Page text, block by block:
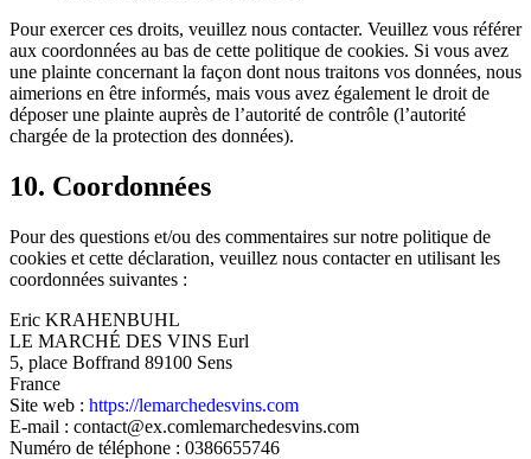
Pour exercer ces droits, veuillez nous contacter. Veuillez vous référer
aux coordonnées au bas de cette politique de cookies. Si vous avez
une plainte concernant la façon dont nous traitons vos données, nous
aimerions en être informés, mais vous avez également le droit de
déposer une plainte auprès de l’autorité de contrôle (l’autorité
chargée de la protection des données).
10. Coordonnées
Pour des questions et/ou des commentaires sur notre politique de
cookies et cette déclaration, veuillez nous contacter en utilisant les
coordonnées suivantes :
Eric KRAHENBUHL
LE MARCHÉ DES VINS Eurl
5, place Boffrand 89100 Sens
France
Site web : https://lemarchedesvins.com
E-mail : contact@ex.comlemarchedesvins.com
Numéro de téléphone : 0386655746